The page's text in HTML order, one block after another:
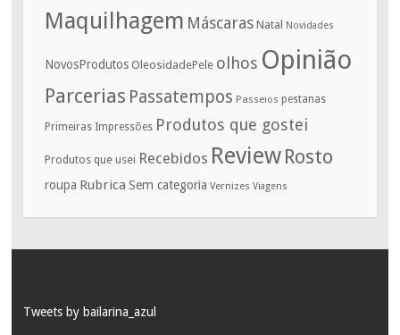
Maquilhagem Máscaras Natal Novidades
NovosProdutos OleosidadePele olhos Opinião
Parcerias Passatempos Passeios pestanas
Primeiras Impressões Produtos que gostei
Produtos que usei Recebidos Review Rosto
roupa Rubrica Sem categoria Vernizes Viagens
Tweets by bailarina_azul